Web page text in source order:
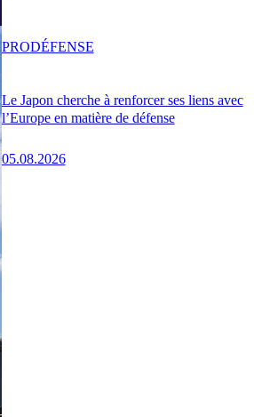
Le Japon cherche à renforcer ses liens avec
l’Europe en matière de défense
05.08.2026
PRODÉFENSE